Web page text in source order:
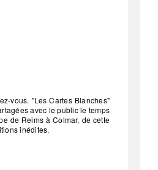
vous. "Les Cartes Blanches"
avec le public le temps
de Reims à Colmar, de cette
inédites.